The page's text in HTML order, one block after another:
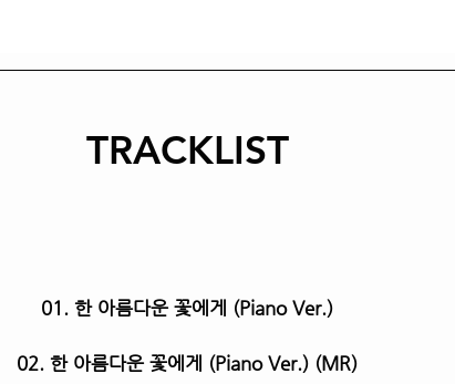
TRACKLIST
01. 한 아름다운 꽃에게 (Piano Ver.)
02. 한 아름다운 꽃에게 (Piano Ver.) (MR)